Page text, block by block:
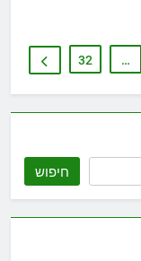
…
32
חיפוש